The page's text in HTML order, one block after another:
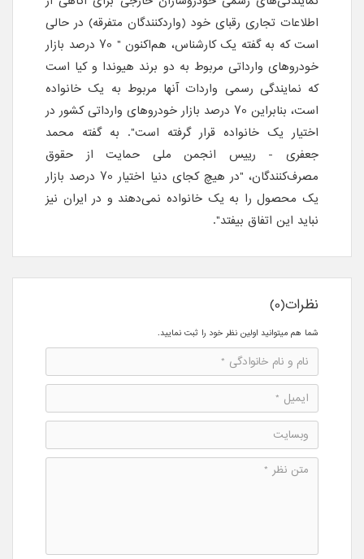
اطلاعات تجاری رقبای خود (واردکنندگان متفرقه) در حالی
است که به گفته یک کارشناس، هم‌اکنون " 70 درصد بازار
خودروهای وارداتی مربوط به دو برند هیوندا و کیا است
که نمایندگی رسمی واردات آنها مربوط به یک خانواده
است، بنابراین 70 درصد بازار خودروهای وارداتی کشور در
اختیار یک خانواده قرار گرفته است". به گفته محمد
جعفری - رییس انجمن ملی حمایت از حقوق
مصرف‌کنندگان، "در هیچ کجای دنیا اختیار 70 درصد بازار
یک محصول را به یک خانواده نمی‌دهند و در ایران نیز
نباید این اتفاق بیفتد".
نظرات(0)
شما هم میتوانید اولین نظر خود را ثبت نمایید.